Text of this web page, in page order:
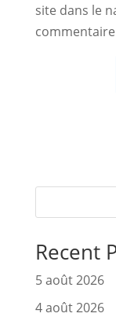
site dans le
Recent
5 août 2026
4 août 2026